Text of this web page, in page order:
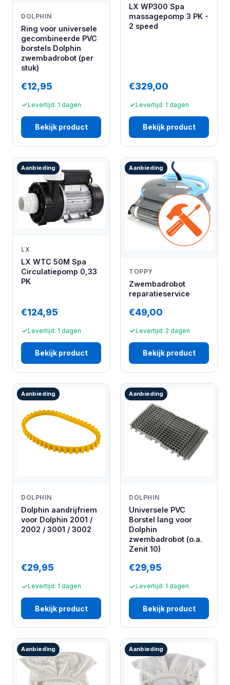
DOLPHIN
Ring voor universele
gecombineerde PVC
borstels Dolphin
zwembadrobot (per
stuk)
€12,95
Levertijd: 1 dagen
Bekijk product
LX WP300 Spa
massagepomp 3 PK -
2 speed
€329,00
Levertijd: 1 dagen
Bekijk product
Aanbieding
LX
LX WTC 50M Spa
Circulatiepomp 0,33
PK
€124,95
Levertijd: 1 dagen
Bekijk product
Aanbieding
TOPPY
Zwembadrobot
reparatieservice
€49,00
Levertijd: 2 dagen
Bekijk product
Aanbieding
DOLPHIN
Dolphin aandrijfriem
voor Dolphin 2001 /
2002 / 3001 / 3002
€29,95
Levertijd: 1 dagen
Bekijk product
Aanbieding
DOLPHIN
Universele PVC
Borstel lang voor
Dolphin
zwembadrobot (o.a.
Zenit 10)
€29,95
Levertijd: 1 dagen
Bekijk product
Aanbieding Aanbieding